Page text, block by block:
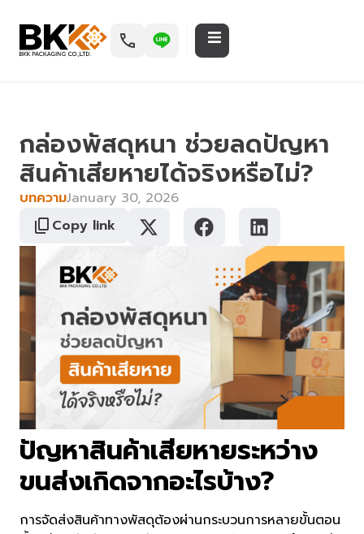
กล่องพัสดุหนา ช่วยลดปัญหา
สินค้าเสียหายได้จริงหรือไม่?
บทความJanuary 30, 2026
Copy link
ปัญหาสินค้าเสียหายระหว่าง
ขนส่งเกิดจากอะไรบ้าง?
การจัดส่งสินค้าทางพัสดุต้องผ่านกระบวนการหลายขั้นตอน